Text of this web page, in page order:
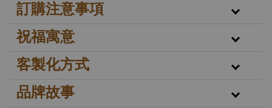
訂購注意事項
祝福寓意
客製化方式
品牌故事